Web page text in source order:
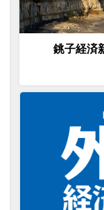
銚子経済